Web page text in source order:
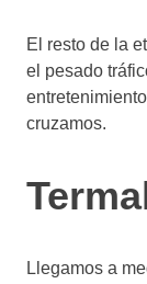
El resto de la
el pesado
cruzamos.
Llegamos a